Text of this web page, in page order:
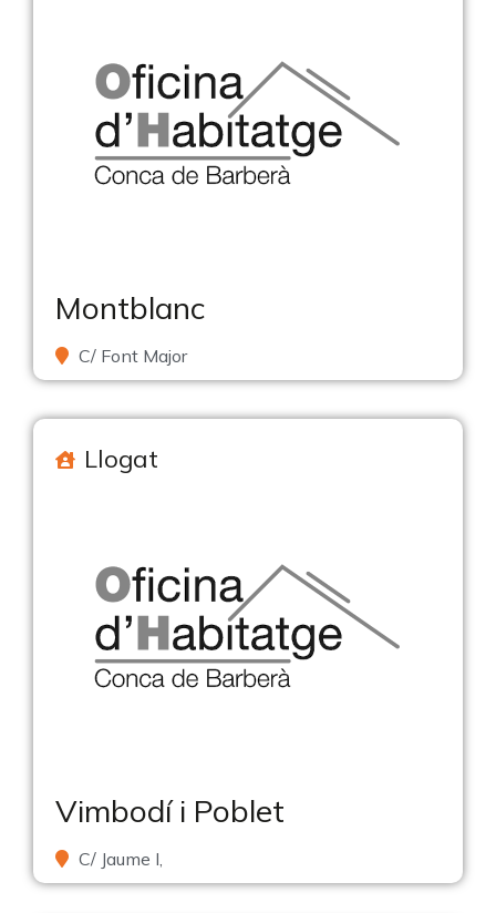
Montblanc
C/ Font Major
Llogat
Vimbodí i Poblet
C/ Jaume I,